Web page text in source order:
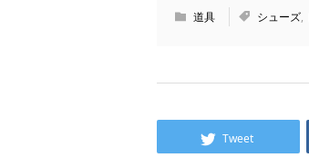
道具 シューズ,
Tweet